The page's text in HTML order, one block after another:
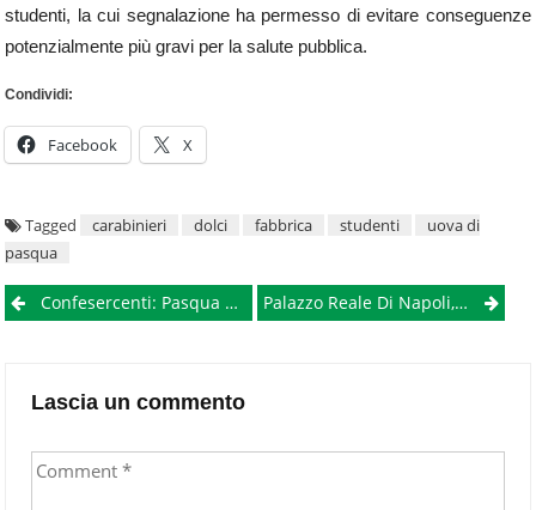
studenti, la cui segnalazione ha permesso di evitare conseguenze
potenzialmente più gravi per la salute pubblica.
Condividi:
Facebook X
Tagged carabinieri dolci fabbrica studenti
uova di
pasqua
PostConfesercenti: Pasqua 2026, Attesi 400mila Turisti A Napoli Palazzo Reale Di Napoli, Riapre Il Giardino Romantico
Lascia un commento